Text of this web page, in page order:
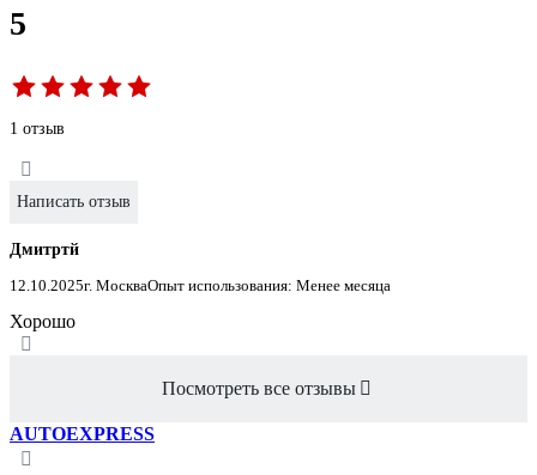
5
1 отзыв
Написать отзыв
Дмитртй
12.10.2025г. МоскваОпыт использования: Менее месяца
Хорошо
Посмотреть все отзывы
AUTOEXPRESS